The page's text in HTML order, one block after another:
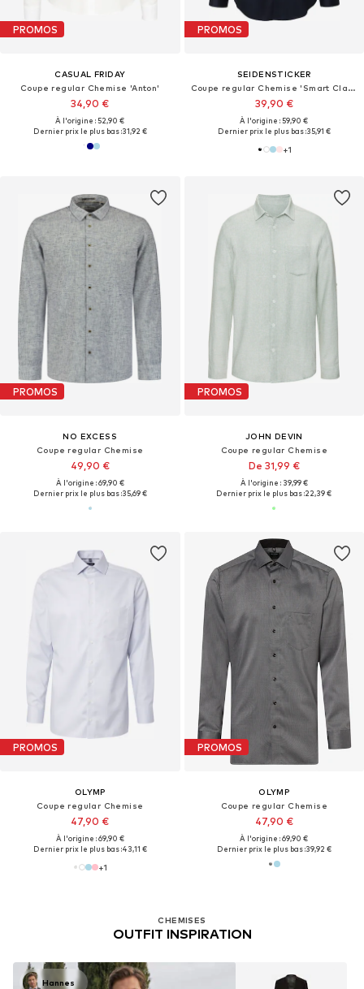
PROMOS
CASUAL FRIDAY
Coupe regular Chemise 'Anton'
34,90 €
À l'origine : 52,90 €
Dernier prix le plus bas :31,92 €
PROMOS
SEIDENSTICKER
Coupe regular Chemise 'Smart Classics'
39,90 €
À l'origine : 59,90 €
Dernier prix le plus bas :35,91 €
+1
PROMOS
NO EXCESS
Coupe regular Chemise
49,90 €
À l'origine : 69,90 €
Dernier prix le plus bas :35,69 €
PROMOS
JOHN DEVIN
Coupe regular Chemise
De 31,99 €
À l'origine : 39,99 €
Dernier prix le plus bas :22,39 €
PROMOS
OLYMP
Coupe regular Chemise
47,90 €
À l'origine : 69,90 €
Dernier prix le plus bas :43,11 €
+1
PROMOS
OLYMP
Coupe regular Chemise
47,90 €
À l'origine : 69,90 €
Dernier prix le plus bas :39,92 €
CHEMISES
OUTFIT INSPIRATION
Hannes